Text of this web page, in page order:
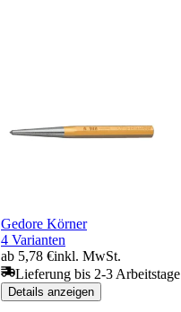
Gedore Körner
4 Varianten
ab 5,78 €inkl. MwSt.
Lieferung bis 2-3 Arbeitstage
Details anzeigen